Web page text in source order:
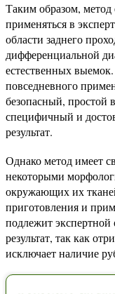
Таким образом,
применяться в
области заднего
дифференциальной
естественных
повседневного
безопасный, простой
специфичный и
результат.
Однако метод имеет
некоторыми
окружающих их
приготовления и
подлежит
результат, так как
исключает наличие